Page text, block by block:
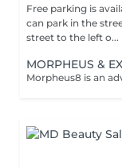
Free parking is
can park in the
street to the left o...
MORPHEUS &